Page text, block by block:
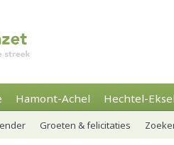
Hamont-Achel Hechtel-
Groeten & felicitaties